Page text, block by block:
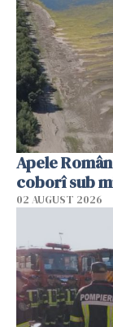
Apele
coborî sub
02 AUGUST 2026